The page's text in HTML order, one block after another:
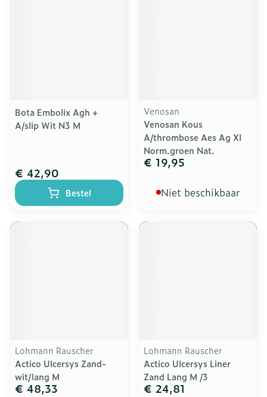
Bota Embolix Agh +
A/slip Wit N3 M
€ 42,90
Bestel
Venosan
Venosan Kous
A/thrombose Aes Ag Xl
Norm.groen Nat.
€ 19,95
Niet beschikbaar
Lohmann Rauscher
Actico Ulcersys Zand-
wit/lang M
€ 48,33
Lohmann Rauscher
Actico Ulcersys Liner
Zand Lang M /3
€ 24,81